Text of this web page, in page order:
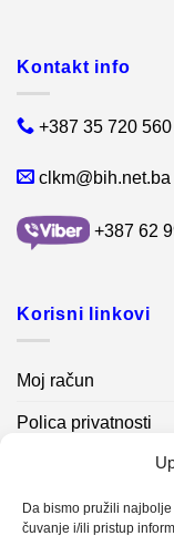
Da bismo pružili
čuvanje i/ili pristup
Kontakt info
+387 35 720 560
clkm@bih.net.ba
+387 62
Korisni linkovi
Moj račun
Polica privatnosti
Kontakt info